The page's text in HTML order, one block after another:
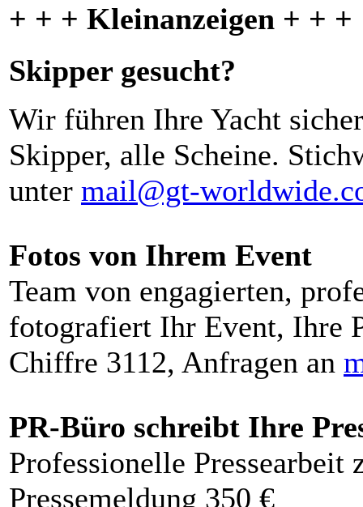
+ + + Kleinanzeigen + + +
Skipper gesucht?
Wir führen Ihre Yacht
Skipper, alle Scheine.
unter mail@gt-
Fotos von Ihrem Event
Team von engagierten,
fotografiert Ihr Event, Ihre
Chiffre 3112, Anfragen an
PR-Büro schreibt Ihre
Professionelle Pressearbeit
Pressemeldung 350 €